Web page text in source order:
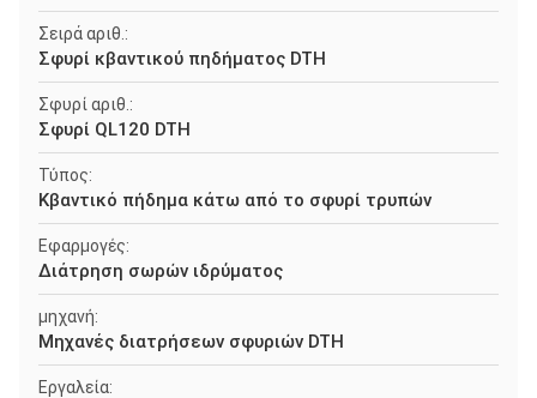
Σειρά αριθ.:
Σφυρί κβαντικού πηδήματος DTH
Σφυρί αριθ.:
Σφυρί QL120 DTH
Τύπος:
Κβαντικό πήδημα κάτω από το σφυρί τρυπών
Εφαρμογές:
Διάτρηση σωρών ιδρύματος
μηχανή:
Μηχανές διατρήσεων σφυριών DTH
Εργαλεία: